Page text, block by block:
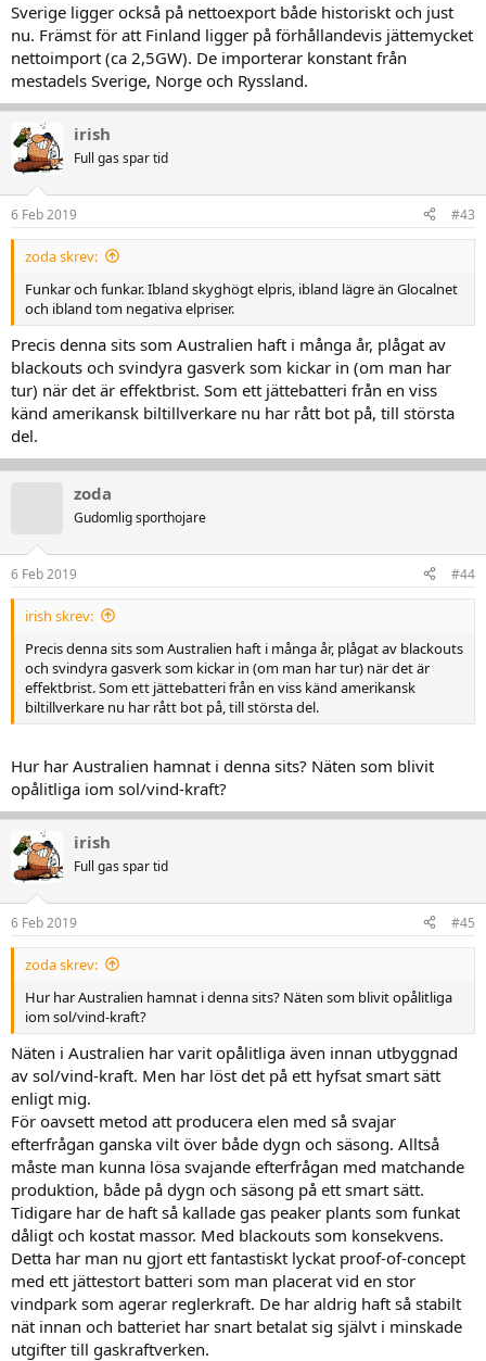
Sverige ligger också på nettoexport både historiskt och just
nu. Främst för att Finland ligger på förhållandevis jättemycket
nettoimport (ca 2,5GW). De importerar konstant från
mestadels Sverige, Norge och Ryssland.
irish
Full gas spar tid
6 Feb 2019 #43
zoda skrev:
Funkar och funkar. Ibland skyghögt elpris, ibland lägre än Glocalnet
och ibland tom negativa elpriser.
Precis denna sits som Australien haft i många år, plågat av
blackouts och svindyra gasverk som kickar in (om man har
tur) när det är effektbrist. Som ett jättebatteri från en viss
känd amerikansk biltillverkare nu har rått bot på, till största
del.
zoda
Gudomlig sporthojare
6 Feb 2019 #44
irish skrev:
Precis denna sits som Australien haft i många år, plågat av blackouts
och svindyra gasverk som kickar in (om man har tur) när det är
effektbrist. Som ett jättebatteri från en viss känd amerikansk
biltillverkare nu har rått bot på, till största del.
Hur har Australien hamnat i denna sits? Näten som blivit
opålitliga iom sol/vind-kraft?
irish
Full gas spar tid
6 Feb 2019 #45
zoda skrev:
Hur har Australien hamnat i denna sits? Näten som blivit opålitliga
iom sol/vind-kraft?
Näten i Australien har varit opålitliga även innan utbyggnad
av sol/vind-kraft. Men har löst det på ett hyfsat smart sätt
enligt mig.
För oavsett metod att producera elen med så svajar
efterfrågan ganska vilt över både dygn och säsong. Alltså
måste man kunna lösa svajande efterfrågan med matchande
produktion, både på dygn och säsong på ett smart sätt.
Tidigare har de haft så kallade gas peaker plants som funkat
dåligt och kostat massor. Med blackouts som konsekvens.
Detta har man nu gjort ett fantastiskt lyckat proof-of-concept
med ett jättestort batteri som man placerat vid en stor
vindpark som agerar reglerkraft. De har aldrig haft så stabilt
nät innan och batteriet har snart betalat sig självt i minskade
utgifter till gaskraftverken.